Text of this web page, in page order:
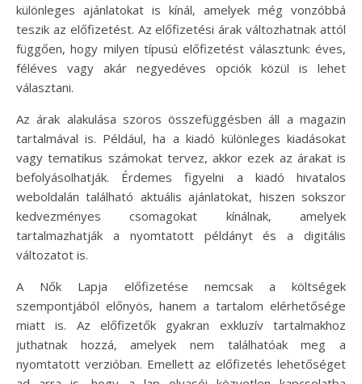
különleges ajánlatokat is kínál, amelyek még vonzóbbá
teszik az előfizetést. Az előfizetési árak változhatnak attól
függően, hogy milyen típusú előfizetést választunk: éves,
féléves vagy akár negyedéves opciók közül is lehet
választani.
Az árak alakulása szoros összefüggésben áll a magazin
tartalmával is. Például, ha a kiadó különleges kiadásokat
vagy tematikus számokat tervez, akkor ezek az árakat is
befolyásolhatják. Érdemes figyelni a kiadó hivatalos
weboldalán található aktuális ajánlatokat, hiszen sokszor
kedvezményes csomagokat kínálnak, amelyek
tartalmazhatják a nyomtatott példányt és a digitális
változatot is.
A Nők Lapja előfizetése nemcsak a költségek
szempontjából előnyös, hanem a tartalom elérhetősége
miatt is. Az előfizetők gyakran exkluzív tartalmakhoz
juthatnak hozzá, amelyek nem találhatóak meg a
nyomtatott verzióban. Emellett az előfizetés lehetőséget